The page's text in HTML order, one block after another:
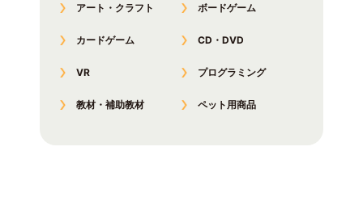
アート・クラフト ボードゲーム
カードゲーム CD・DVD
VR プログラミング
教材・補助教材 ペット用商品